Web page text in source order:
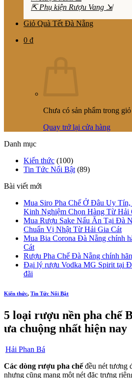
⇱ Phụ kiện Rượu Vang ⇲
Giỏ Quà Tết Đà Nẵng
0 ₫
Chưa có sản phẩm trong
Quay trở lại cửa hàng
Danh mục
Kiến thức (100)
Tin Tức Nổi Bật (89)
Bài viết mới
Mua Siro Pha Chế Ở Đâu Uy
Kinh Nghiệm Chọn Hàng Từ Hải
Mua Rượu Sake Nấu Ăn Tại Đà
Chuẩn Vị Nhật Từ Hải Gia Cát
Mua Bia Corona Đà Nẵng chính
Cát
Rượu Pha Chế Đà Nẵng chính
Đại lý rượu Vodka MG Spirit tại
đãi
Kiến thức, Tin Tức Nổi Bật
5 loại rượu nền pha chế
ưa chuộng nhất hiện nay
Hải Phan Bá
Các dòng rượu pha chếđều nét tương
nhưng cũng mang một nét đặc trưng